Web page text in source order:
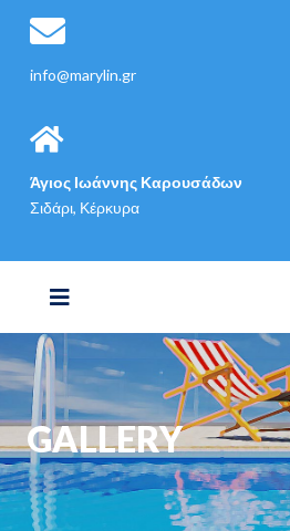
info@marylin.gr
Άγιος Ιωάννης Καρουσάδων
Σιδάρι, Κέρκυρα
GALLERY